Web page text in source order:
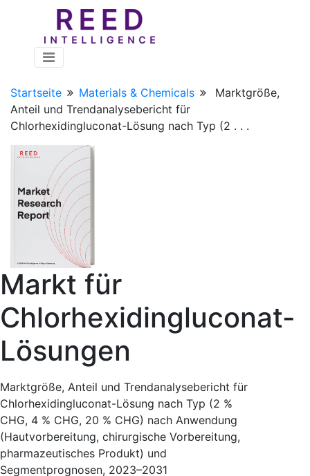
Startseite Materials & Chemicals
Marktgröße,
Anteil und Trendanalysebericht für
Chlorhexidingluconat-Lösung nach Typ (2 . . .
Markt für
Chlorhexidingluconat-
Lösungen
Marktgröße, Anteil und Trendanalysebericht für
Chlorhexidingluconat-Lösung nach Typ (2 %
CHG, 4 % CHG, 20 % CHG) nach Anwendung
(Hautvorbereitung, chirurgische Vorbereitung,
pharmazeutisches Produkt) und
Segmentprognosen, 2023–2031